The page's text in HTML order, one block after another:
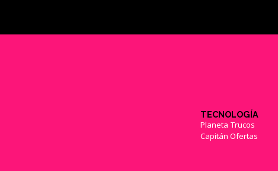
TECNOLOGÍA
Planeta Trucos
Capitán Ofertas